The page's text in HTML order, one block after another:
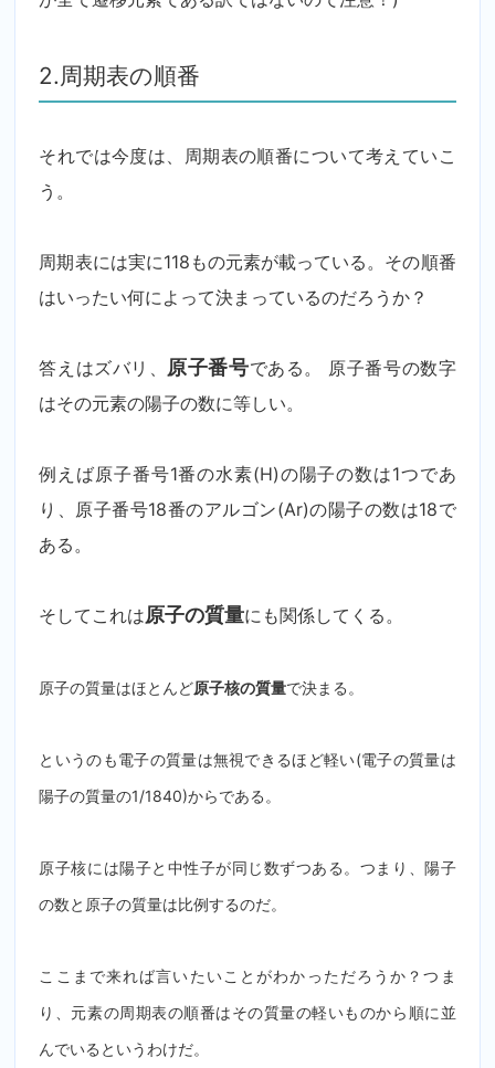
2.周期表の順番
それでは今度は、周期表の順番について考えていこ
う。
周期表には実に118もの元素が載っている。その順番
はいったい何によって決まっているのだろうか？
答えはズバリ、 原子番号である。 原子番号の数字
はその元素の陽子の数に等しい。
例えば原子番号1番の水素(H)の陽子の数は1つであ
り、原子番号18番のアルゴン(Ar)の陽子の数は18で
ある。
そしてこれは原子の質量にも関係してくる。
原子の質量はほとんど原子核の質量で決まる 。
というのも電子の質量は無視できるほど軽い(電子の質量は
陽子の質量の1/1840)からである。
原子核には陽子と中性子が同じ数ずつある。つまり、陽子
の数と原子の質量は比例するのだ。
ここまで来れば言いたいことがわかっただろうか？つま
り、元素の周期表の順番はその質量の軽いものから順に並
んでいるというわけだ。